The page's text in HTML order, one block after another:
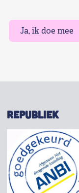
Ja, ik doe mee
REPUBLIEK